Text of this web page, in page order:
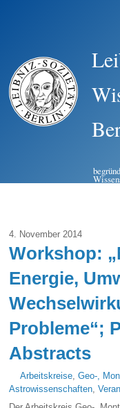
4. November 2014
Workshop:
Energie,
Probleme“;
Abstracts
Arbeitskreise,Geo-,
Astrowissenschaften,